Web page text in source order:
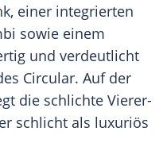
einer integrierten
sowie einem
und verdeutlicht
Circular. Auf der
die schlichte Vierer-
schlicht als luxuriös